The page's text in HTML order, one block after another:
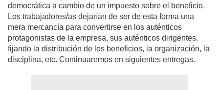
democrática a cambio de un impuesto sobre el beneficio.
Los trabajadores/as dejarían de ser de esta forma una
mera mercancía para convertirse en los auténticos
protagonistas de la empresa, sus auténticos dirigentes,
fijando la distribución de los beneficios, la organización, la
disciplina, etc. Continuaremos en siguientes entregas.